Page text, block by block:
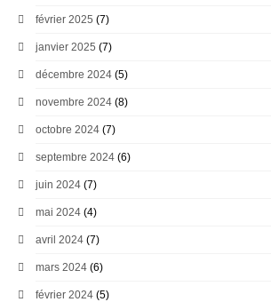
février 2025 (7)
janvier 2025 (7)
décembre 2024 (5)
novembre 2024 (8)
octobre 2024 (7)
septembre 2024 (6)
juin 2024 (7)
mai 2024 (4)
avril 2024 (7)
mars 2024 (6)
février 2024 (5)